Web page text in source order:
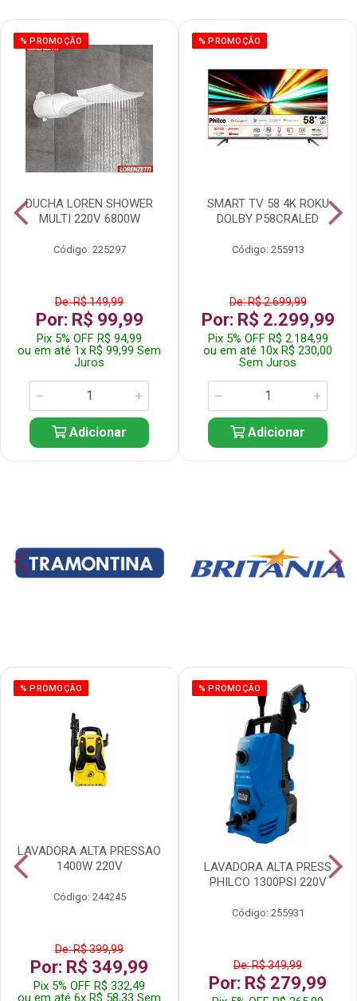
% PROMOÇÃO
DUCHA LOREN SHOWER
MULTI 220V 6800W
Código: 225297
De: R$ 149,99
Por: R$ 99,99
Pix 5% OFF R$ 94,99
ou em até 1x R$ 99,99 Sem
Juros
Adicionar
% PROMOÇÃO
SMART TV 58 4K ROKU
DOLBY P58CRALED
Código: 255913
De: R$ 2.699,99
Por: R$ 2.299,99
Pix 5% OFF R$ 2.184,99
ou em até 10x R$ 230,00
Sem Juros
Adicionar
% PROMOÇÃO
LAVADORA ALTA PRESSAO
1400W 220V
Código: 244245
De: R$ 399,99
Por: R$ 349,99
Pix 5% OFF R$ 332,49
ou em até 6x R$ 58,33 Sem
% PROMOÇÃO
LAVADORA ALTA PRESS
PHILCO 1300PSI 220V
Código: 255931
De: R$ 349,99
Por: R$ 279,99